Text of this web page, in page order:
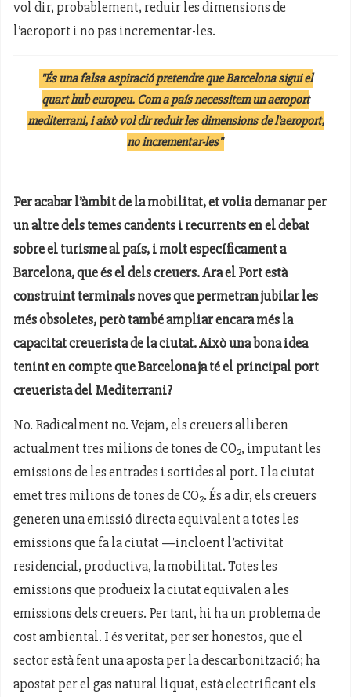
vol dir, probablement, reduir les dimensions de
l’aeroport i no pas incrementar-les.
"És una falsa aspiració pretendre que Barcelona sigui el
quart hub europeu. Com a país necessitem un aeroport
mediterrani, i això vol dir reduir les dimensions de l’aeroport,
no incrementar-les"
Per acabar l’àmbit de la mobilitat, et volia demanar per
un altre dels temes candents i recurrents en el debat
sobre el turisme al país, i molt específicament a
Barcelona, que és el dels creuers. Ara el Port està
construint terminals noves que permetran jubilar les
més obsoletes, però també ampliar encara més la
capacitat creuerista de la ciutat. Això una bona idea
tenint en compte que Barcelona ja té el principal port
creuerista del Mediterrani?
No. Radicalment no. Vejam, els creuers alliberen
actualment tres milions de tones de CO2, imputant les
emissions de les entrades i sortides al port. I la ciutat
emet tres milions de tones de CO2. És a dir, els creuers
generen una emissió directa equivalent a totes les
emissions que fa la ciutat —incloent l’activitat
residencial, productiva, la mobilitat. Totes les
emissions que produeix la ciutat equivalen a les
emissions dels creuers. Per tant, hi ha un problema de
cost ambiental. I és veritat, per ser honestos, que el
sector està fent una aposta per la descarbonització; ha
apostat per el gas natural liquat, està electrificant els